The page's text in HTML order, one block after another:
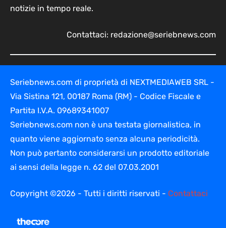
notizie in tempo reale.
Contattaci: redazione@seriebnews.com
Seriebnews.com di proprietà di NEXTMEDIAWEB SRL -
Via Sistina 121, 00187 Roma (RM) - Codice Fiscale e
Partita I.V.A. 09689341007
Seriebnews.com non è una testata giornalistica, in
quanto viene aggiornato senza alcuna periodicità.
Non può pertanto considerarsi un prodotto editoriale
ai sensi della legge n. 62 del 07.03.2001
Copyright ©2026 - Tutti i diritti riservati - Contattaci